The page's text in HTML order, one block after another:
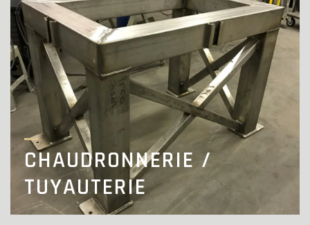
CHAUDRONNERIE /
TUYAUTERIE